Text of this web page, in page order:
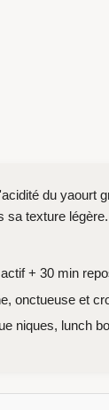
du yaourt
sa texture
+ 30 min
onctueuse et
niques, lunch